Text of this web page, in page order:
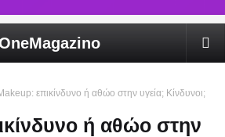
επικίνδυνο ή αθώο στην υγεία; Κίνδυνοι;
ή αθώο στην